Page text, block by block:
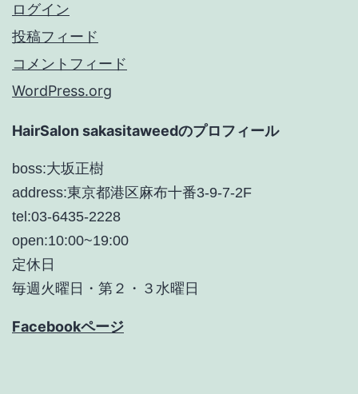
ログイン
投稿フィード
コメントフィード
WordPress.org
HairSalon sakasitaweedのプロフィール
boss:大坂正樹
address:東京都港区麻布十番3-9-7-2F
tel:03-6435-2228
open:10:00~19:00
定休日
毎週火曜日・第２・３水曜日
Facebookページ